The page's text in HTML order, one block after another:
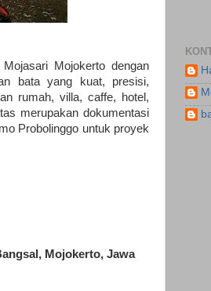
Mojokerto dengan
bata yang kuat, presisi,
rumah, villa, caffe, hotel,
merupakan dokumentasi
Probolinggo untuk proyek
Mojokerto, Jawa